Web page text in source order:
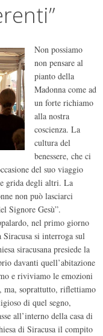
Non possiamo
non pensare al
pianto della
Madonna come ad
un forte richiamo
alla nostra
coscienza. La
cultura del
benessere, che ci
del suo viaggio
grida degli altri. La
non può lasciarci
Signore Gesù”.
nel primo giorno
si interroga sul
siracusana presiede la
davanti quell’abitazione
e riviviamo le emozioni
ma, soprattutto, riflettiamo
di quel segno,
all’interno della casa di
di Siracusa il compito